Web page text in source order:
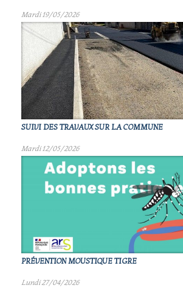
Mardi 19/05/2026
SUIVI DES TRAVAUX SUR LA COMMUNE
Mardi 12/05/2026
PRÉVENTION MOUSTIQUE TIGRE
Lundi 27/04/2026